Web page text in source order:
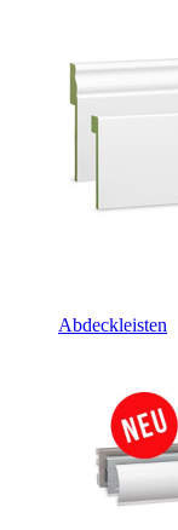
Abdeckleisten